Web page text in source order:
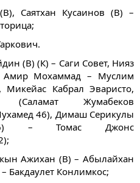
Саятхан Кусаинов (В) –
(В) (К) – Саги Совет, ​Нияз
Амир Мохаммад – Муслим
Кабрал Эваристо​,
(Саламат Жумабеков
46), Димаш Серикулы
– Томас Джонс
Ажихан (В) – Абылайхан
Бакдаулет Конлимкос;